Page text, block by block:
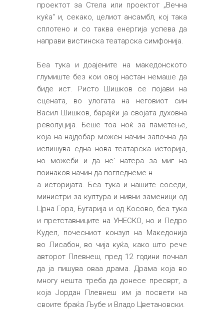
проектот за Стела или проектот „Вечна
куќа“ и, секако, целиот ансамбл, кој така
сплотено и со таква енергија успева да
направи вистинска театарска симфонија.
Беа тука и доајените на македонското
глумиште без кои овој настан немаше да
биде ист. Ристо Шишков се појави на
сцената, во улогата на неговиот син
Васил Шишков, барајќи ја својата духовна
револуција. Беше тоа ноќ за паметење,
која на најдобар можен начин започна да
испишува една нова театарска историја,
но можеби и да не’ натера за миг на
поинаков начин да погледнеме н
а историјата. Беа тука и нашите соседи,
министри за култура и нивни заменици од
Црна Гора, Бугарија и од Косово, беа тука
и претставниците на УНЕСКО, но и Педро
Кудел, почесниот конзул на Македонија
во Лисабон, во чија куќа, како што рече
авторот Плевнеш, пред 12 години почнал
да ја пишува оваа драма. Драма која во
многу нешта треба да донесе пресврт, а
која Јордан Плевнеш им ја посвети на
своите браќа Љубе и Владо Цветановски.